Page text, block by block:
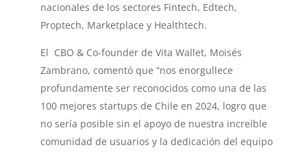
nacionales de los sectores Fintech, Edtech,
Proptech, Marketplace y Healthtech.
El CBO & Co-founder de Vita Wallet, Moisés
Zambrano, comentó que “nos enorgullece
profundamente ser reconocidos como una de las
100 mejores startups de Chile en 2024, logro que
no sería posible sin el apoyo de nuestra increíble
comunidad de usuarios y la dedicación del equipo